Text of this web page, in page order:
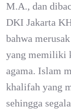
M.A., dan
DKI Jakarta
bahwa
yang memiliki
agama. Islam
khalifah yang
sehingga